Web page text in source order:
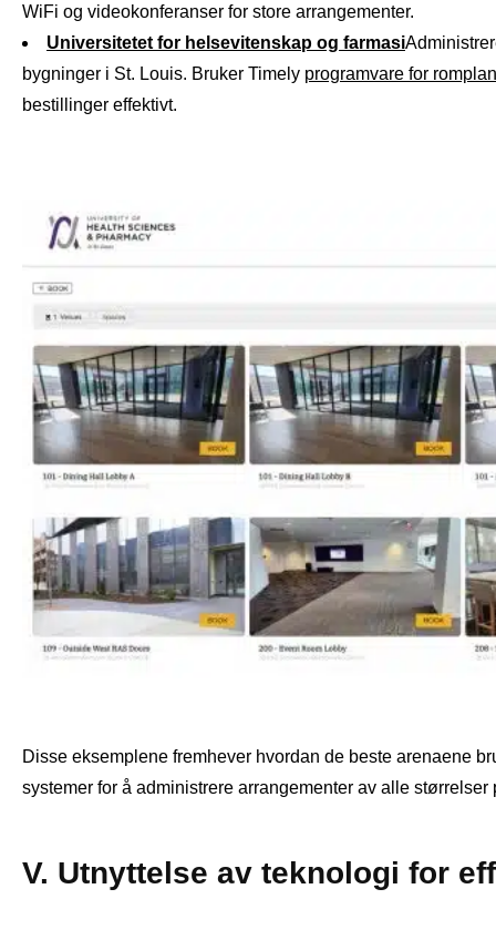
WiFi og videokonferanser for store arrangementer.
Universitetet for helsevitenskap og farmasi
bygninger i St. Louis. Bruker Timely programvare for
bestillinger effektivt.
Disse eksemplene fremhever hvordan de beste arenaene
systemer for å administrere arrangementer av alle størrelser
V. Utnyttelse av teknologi for